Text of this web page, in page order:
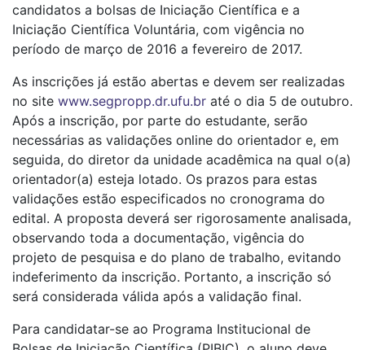
candidatos a bolsas de Iniciação Científica e a
Iniciação Científica Voluntária, com vigência no
período de março de 2016 a fevereiro de 2017.
As inscrições já estão abertas e devem ser realizadas
no site www.segpropp.dr.ufu.br até o dia 5 de outubro.
Após a inscrição, por parte do estudante, serão
necessárias as validações online do orientador e, em
seguida, do diretor da unidade acadêmica na qual o(a)
orientador(a) esteja lotado. Os prazos para estas
validações estão especificados no cronograma do
edital. A proposta deverá ser rigorosamente analisada,
observando toda a documentação, vigência do
projeto de pesquisa e do plano de trabalho, evitando
indeferimento da inscrição. Portanto, a inscrição só
será considerada válida após a validação final.
Para candidatar-se ao Programa Institucional de